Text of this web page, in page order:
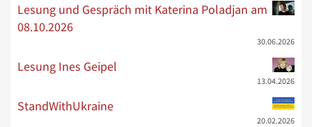
Lesung und Gespräch mit Katerina Poladjan am
08.10.2026
30.06.2026
Lesung Ines Geipel
13.04.2026
StandWithUkraine
20.02.2026